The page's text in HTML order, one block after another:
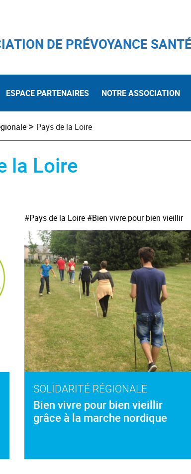
DE PRÉVOYANCE SANTÉ
ESPACE PARTENAIRES NOTRE ASSOCIATION
> Pays de la Loire
la Loire
#Pays de la Loire #Bien vivre pour bien vieillir
SOLIDARITÉ RÉGIONALE
Bien vivre pour bien vieillir
grâce à la marche nordique